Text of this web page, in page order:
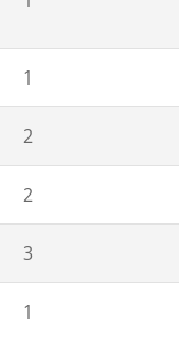
1
2
2
3
1